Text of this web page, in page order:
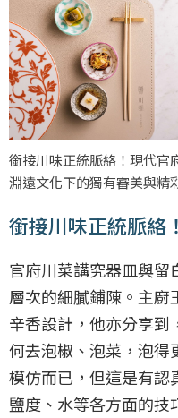
銜接川味正統脈絡！現代官
淵遠文化下的獨有審美與精
銜接川味正統脈絡
官府川菜講究器皿與
層次的細膩鋪陳。主
辛香設計，他亦分享到
何去泡椒、泡菜，泡得
模仿而已，但這是有認
鹽度、水等各方面的